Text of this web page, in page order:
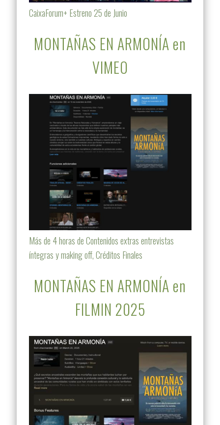
CaixaForum+ Estreno 25 de Junio
MONTAÑAS EN ARMONÍA en
VIMEO
Más de 4 horas de Contenidos extras entrevistas
íntegras y making off, Créditos Finales
MONTAÑAS EN ARMONÍA en
FILMIN 2025